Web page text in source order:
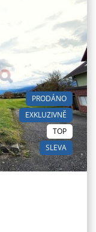
EXKLUZIVNĚ
PRODÁNO
SLEVA
TOP